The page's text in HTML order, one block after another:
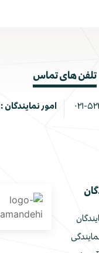
تلفن های تماس
امور نمایندگان :